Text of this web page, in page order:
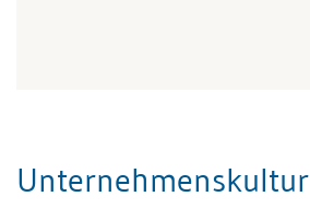
Unternehmenskultur